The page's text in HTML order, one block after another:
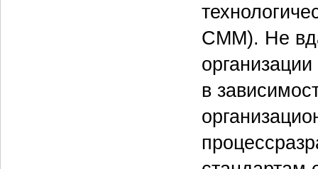
CMM). Не
в